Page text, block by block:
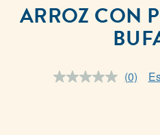
ARROZ CON
Sin
(0)